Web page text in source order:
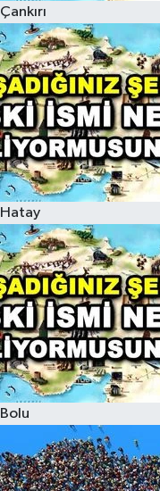
Çankırı
Hatay
Bolu